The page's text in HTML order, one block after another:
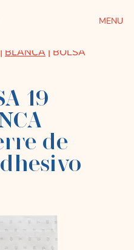
| BLANCA | BOLSA
19
de